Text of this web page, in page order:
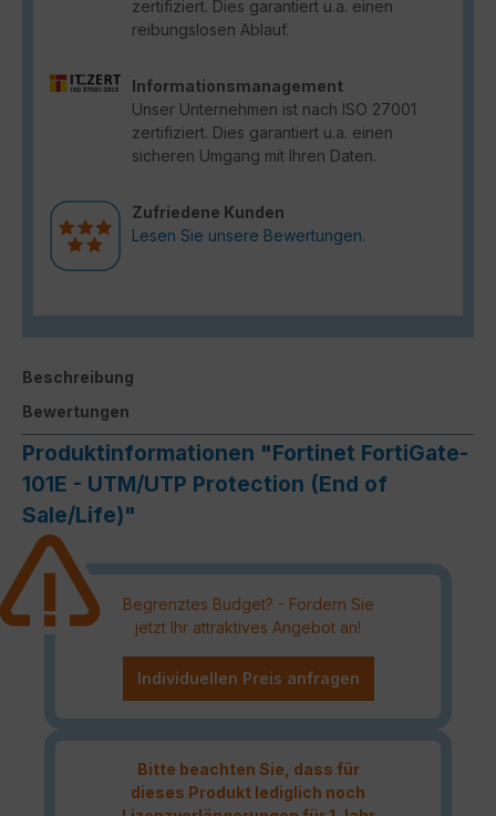
zertifiziert. Dies garantiert u.a. einen
reibungslosen Ablauf.
Informationsmanagement
Unser Unternehmen ist nach ISO 27001
zertifiziert. Dies garantiert u.a. einen
sicheren Umgang mit Ihren Daten.
Zufriedene Kunden
Lesen Sie unsere Bewertungen.
Beschreibung
Bewertungen
Produktinformationen "Fortinet FortiGate-
101E - UTM/UTP Protection (End of
Sale/Life)"
Begrenztes Budget? - Fordern Sie
jetzt Ihr attraktives Angebot an!
Individuellen Preis anfragen
Bitte beachten Sie, dass für
dieses Produkt lediglich noch